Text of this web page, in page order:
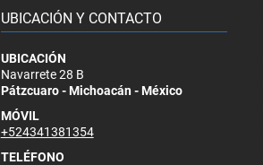
UBICACIÓN Y CONTACTO
UBICACIÓN
Navarrete 28 B
Pátzcuaro - Michoacán - México
MÓVIL
+524341381354
TELÉFONO